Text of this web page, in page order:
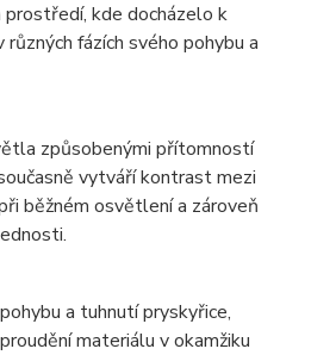
kde docházelo k
fázích svého pohybu a
způsobenými přítomností
vytváří kontrast mezi
běžném osvětlení a zároveň
a tuhnutí pryskyřice,
materiálu v okamžiku